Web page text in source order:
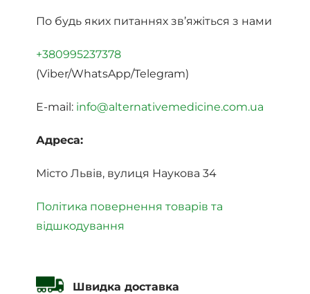
По будь яких питаннях зв’яжіться з нами
+380995237378
(Viber/WhatsApp/Telegram)
E-mail: info@alternativemedicine.com.ua
Адреса:
Місто Львів, вулиця Наукова 34
Політика повернення товарів та
відшкодування
Швидка доставка